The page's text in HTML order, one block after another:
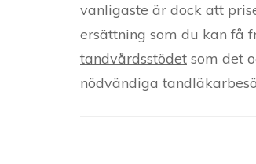
vanligaste är dock att
ersättning som du kan få
tandvårdsstödet som det
nödvändiga